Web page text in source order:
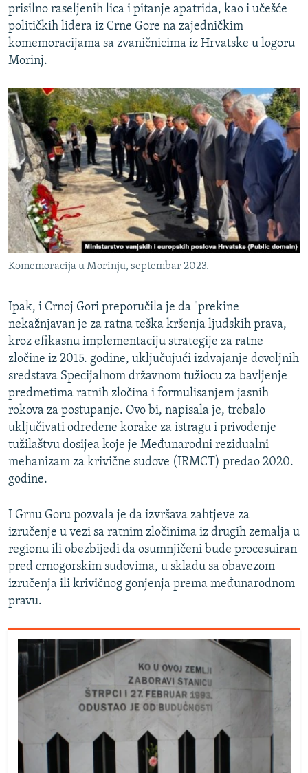
prisilno raseljenih lica i pitanje apatrida, kao i učešće
političkih lidera iz Crne Gore na zajedničkim
komemoracijama sa zvaničnicima iz Hrvatske u logoru
Morinj.
Komemoracija u Morinju, septembar 2023.
Ipak, i Crnoj Gori preporučila je da "prekine
nekažnjavan je za ratna teška kršenja ljudskih prava,
kroz efikasnu implementaciju strategije za ratne
zločine iz 2015. godine, uključujući izdvajanje dovoljnih
sredstava Specijalnom državnom tužiocu za bavljenje
predmetima ratnih zločina i formulisanjem jasnih
rokova za postupanje. Ovo bi, napisala je, trebalo
uključivati određene korake za istragu i privođenje
tužilaštvu dosijea koje je Međunarodni rezidualni
mehanizam za krivične sudove (IRMCT) predao 2020.
godine.
I Grnu Goru pozvala je da izvršava zahtjeve za
izručenje u vezi sa ratnim zločinima iz drugih zemalja u
regionu ili obezbijedi da osumnjičeni bude procesuiran
pred crnogorskim sudovima, u skladu sa obavezom
izručenja ili krivičnog gonjenja prema međunarodnom
pravu.